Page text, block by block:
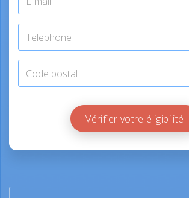
Vérifier votre éligibilité